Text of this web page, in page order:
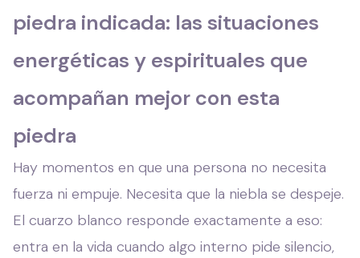
piedra indicada: las situaciones
energéticas y espirituales que
acompañan mejor con esta
piedra
Hay momentos en que una persona no necesita
fuerza ni empuje. Necesita que la niebla se despeje.
El cuarzo blanco responde exactamente a eso:
entra en la vida cuando algo interno pide silencio,